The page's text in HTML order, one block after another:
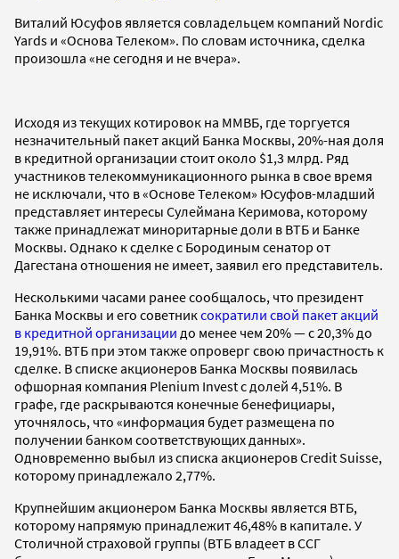
Виталий Юсуфов является совладельцем компаний Nordic
Yards и «Основа Телеком». По словам источника, сделка
произошла «не сегодня и не вчера».
Исходя из текущих котировок на ММВБ, где торгуется
незначительный пакет акций Банка Москвы, 20%-ная доля
в кредитной организации стоит около $1,3 млрд. Ряд
участников телекоммуникационного рынка в свое время
не исключали, что в «Основе Телеком» Юсуфов-младший
представляет интересы Сулеймана Керимова, которому
также принадлежат миноритарные доли в ВТБ и Банке
Москвы. Однако к сделке с Бородиным сенатор от
Дагестана отношения не имеет, заявил его представитель.
Несколькими часами ранее сообщалось, что президент
Банка Москвы и его советниксократили свой пакет акций
в кредитной организации до менее чем 20% — с 20,3% до
19,91%. ВТБ при этом также опроверг свою причастность к
сделке. В списке акционеров Банка Москвы появилась
офшорная компания Plenium Invest с долей 4,51%. В
графе, где раскрываются конечные бенефициары,
уточнялось, что «информация будет размещена по
получении банком соответствующих данных».
Одновременно выбыл из списка акционеров Credit Suisse,
которому принадлежало 2,77%.
Крупнейшим акционером Банка Москвы является ВТБ,
которому напрямую принадлежит 46,48% в капитале. У
Столичной страховой группы (ВТБ владеет в ССГ